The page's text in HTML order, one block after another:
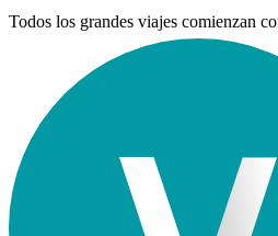
Todos los grandes viajes comienzan